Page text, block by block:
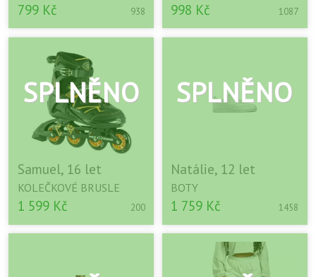
799 Kč 938 998 Kč 1087
Samuel, 16 let
KOLEČKOVÉ BRUSLE
1 599 Kč 200
Natálie, 12 let
BOTY
1 759 Kč 1458